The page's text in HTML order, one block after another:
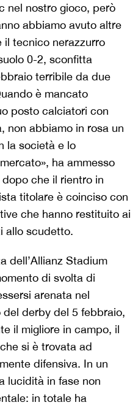
nel nostro gioco, però
abbiamo avuto altre
il tecnico nerazzurro
0-2, sconfitta
terribile da due
è mancato
posto calciatori con
non abbiamo in rosa un
la società e lo
ha ammesso
che il rientro in
titolare è coinciso con
che hanno restituito ai
allo scudetto.
dell’Allianz Stadium
di svolta di
arenata nel
derby del 5 febbraio,
il migliore in campo, il
si è trovata ad
difensiva. In un
lucidità in fase non
in totale ha